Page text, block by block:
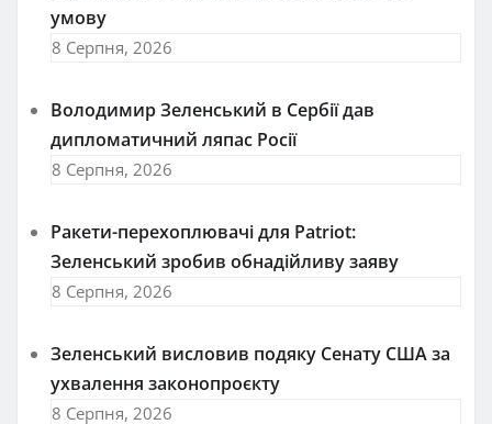
умову
8 Серпня, 2026
Володимир Зеленський в Сербії дав
дипломатичний ляпас Росії
8 Серпня, 2026
Ракети-перехоплювачі для Patriot:
Зеленський зробив обнадійливу заяву
8 Серпня, 2026
Зеленський висловив подяку Сенату США за
ухвалення законопроєкту
8 Серпня, 2026